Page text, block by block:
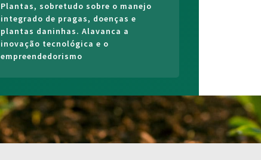
Plantas, sobretudo sobre o manejo
integrado de pragas, doenças e
plantas daninhas. Alavanca a
inovação tecnológica e o
empreendedorismo